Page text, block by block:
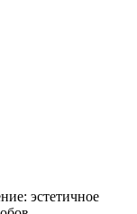
эстетичное